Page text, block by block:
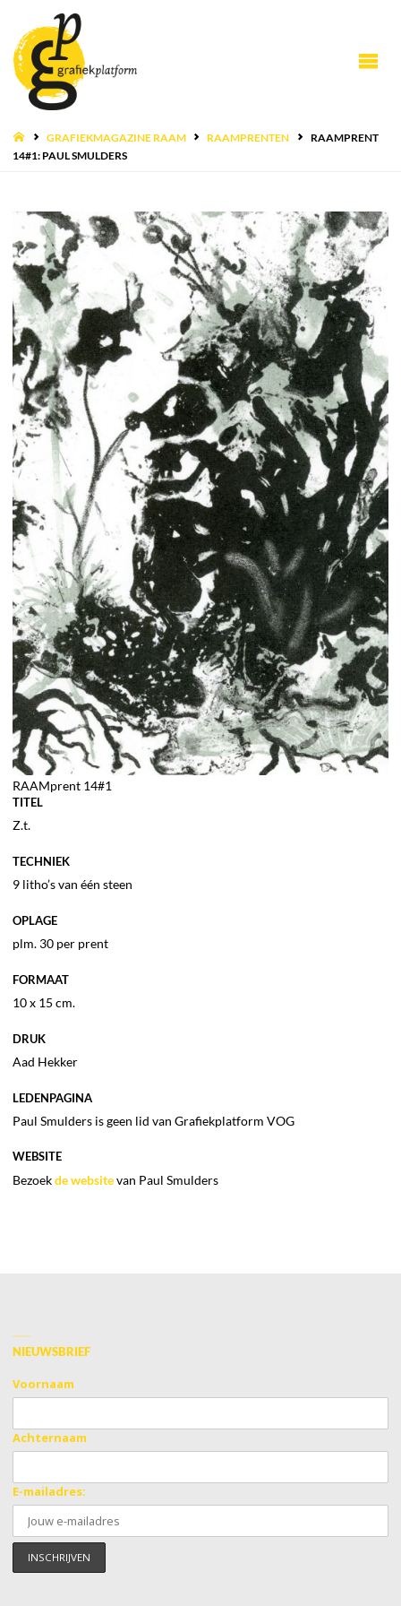
HOMEGRAFIEKMAGAZINE RAAM RAAMPRENTEN
RAAMPRENT
14#1: PAUL SMULDERS
RAAMprent 14#1
TITEL
Z.t.
TECHNIEK
9 litho’s van één steen
OPLAGE
plm. 30 per prent
FORMAAT
10 x 15 cm.
DRUK
Aad Hekker
LEDENPAGINA
Paul Smulders is geen lid van Grafiekplatform VOG
WEBSITE
Bezoekde websitevan Paul Smulders
NIEUWSBRIEF
Voornaam
Achternaam
E-mailadres: